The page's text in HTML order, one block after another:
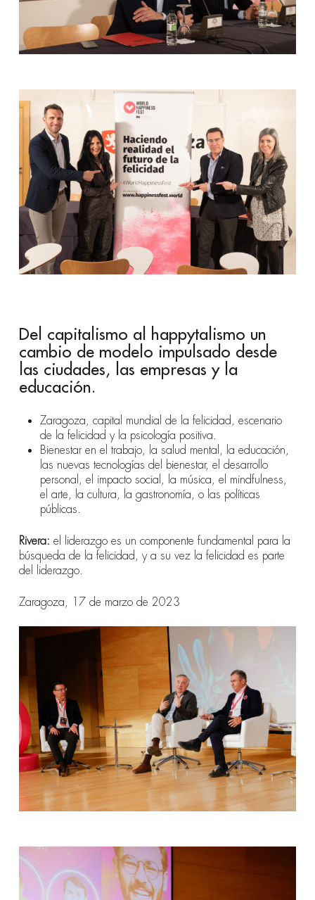
Del capitalismo al happytalismo un
cambio de modelo impulsado desde
las ciudades, las empresas y la
educación.
Zaragoza, capital mundial de la felicidad, escenario
de la felicidad y la psicología positiva.
Bienestar en el trabajo, la salud mental, la educación,
las nuevas tecnologías del bienestar, el desarrollo
personal, el impacto social, la música, el mindfulness,
el arte, la cultura, la gastronomía, o las políticas
públicas.
Rivera: el liderazgo es un componente fundamental para la
búsqueda de la felicidad, y a su vez la felicidad es parte
del liderazgo.
Zaragoza, 17 de marzo de 2023